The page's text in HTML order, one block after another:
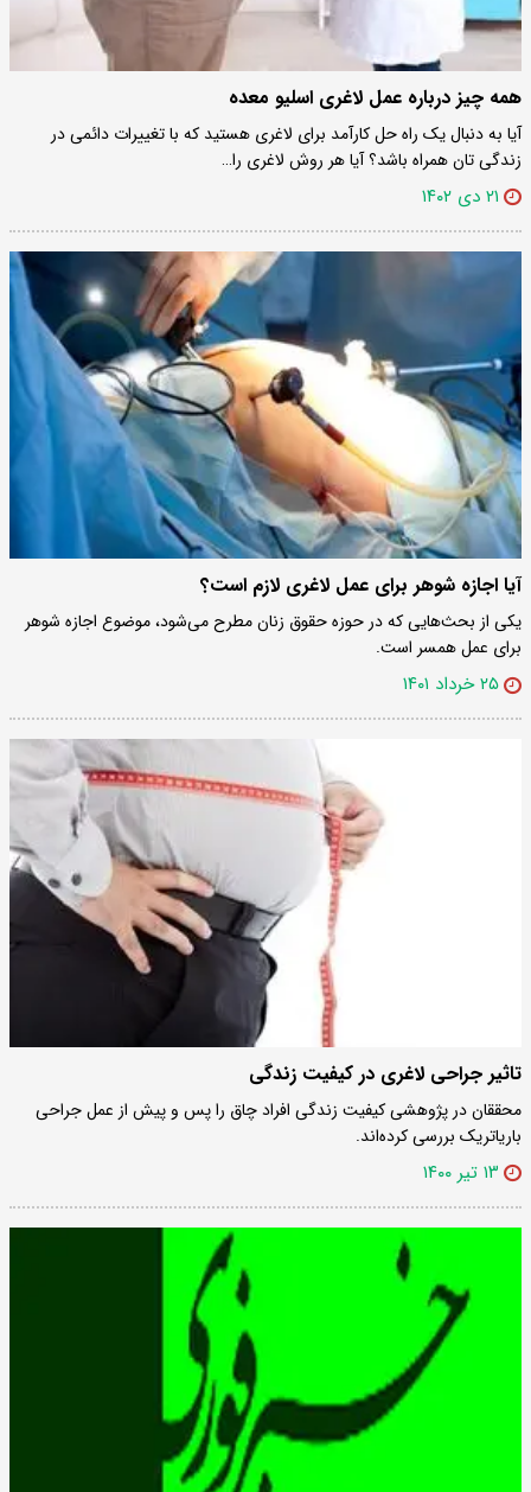
همه چیز درباره عمل لاغری اسلیو معده
آیا به دنبال یک راه حل کارآمد برای لاغری هستید که با تغییرات دائمی در
زندگی ‌تان همراه باشد؟ آیا هر روش لاغری را…
۲۱ دی ۱۴۰۲
آیا اجازه شوهر برای عمل لاغری لازم است؟
یکی از بحث‌هایی که در حوزه حقوق زنان مطرح می‌شود، موضوع اجازه شوهر
برای عمل همسر است.
۲۵ خرداد ۱۴۰۱
تاثیر جراحی لاغری در کیفیت زندگی
محققان در پژوهشی کیفیت زندگی افراد چاق را پس و پیش از عمل جراحی
باریاتریک بررسی کرده‌اند.
۱۳ تیر ۱۴۰۰